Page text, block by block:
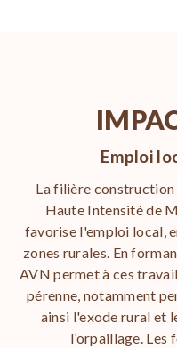
Emploi
La filière construction
Haute Intensité de
favorise l'emploi local,
zones rurales. En
AVN permet à ces
pérenne, notamment
ainsi l'exode rural et
l’orpaillage.